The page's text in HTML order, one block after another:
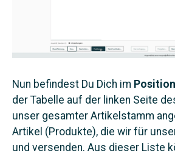
Nun befindest Du Dich im
der Tabelle auf der linken Seite
unser gesamter Artikelstamm
Artikel (Produkte), die wir für
und versenden. Aus dieser Liste